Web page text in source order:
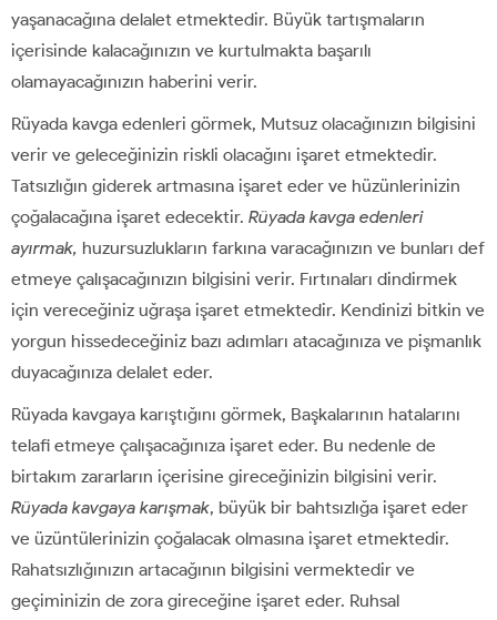
yaşanacağına delalet etmektedir. Büyük tartışmaların
içerisinde kalacağınızın ve kurtulmakta başarılı
olamayacağınızın haberini verir.
Rüyada kavga edenleri görmek, Mutsuz olacağınızın bilgisini
verir ve geleceğinizin riskli olacağını işaret etmektedir.
Tatsızlığın giderek artmasına işaret eder ve hüzünlerinizin
çoğalacağına işaret edecektir. Rüyada kavga edenleri
ayırmak, huzursuzlukların farkına varacağınızın ve bunları def
etmeye çalışacağınızın bilgisini verir. Fırtınaları dindirmek
için vereceğiniz uğraşa işaret etmektedir. Kendinizi bitkin ve
yorgun hissedeceğiniz bazı adımları atacağınıza ve pişmanlık
duyacağınıza delalet eder.
Rüyada kavgaya karıştığını görmek, Başkalarının hatalarını
telafi etmeye çalışacağınıza işaret eder. Bu nedenle de
birtakım zararların içerisine gireceğinizin bilgisini verir.
Rüyada kavgaya karışmak, büyük bir bahtsızlığa işaret eder
ve üzüntülerinizin çoğalacak olmasına işaret etmektedir.
Rahatsızlığınızın artacağının bilgisini vermektedir ve
geçiminizin de zora gireceğine işaret eder. Ruhsal